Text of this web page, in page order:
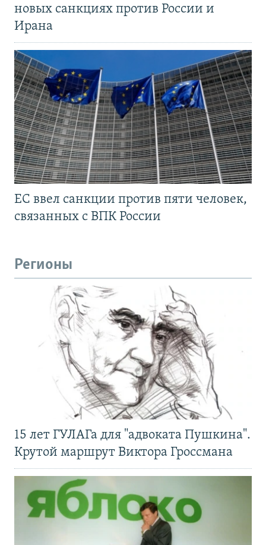
новых санкциях против России и
Ирана
ЕС ввел санкции против пяти человек,
связанных с ВПК России
Регионы
15 лет ГУЛАГа для "адвоката Пушкина".
Крутой маршрут Виктора Гроссмана